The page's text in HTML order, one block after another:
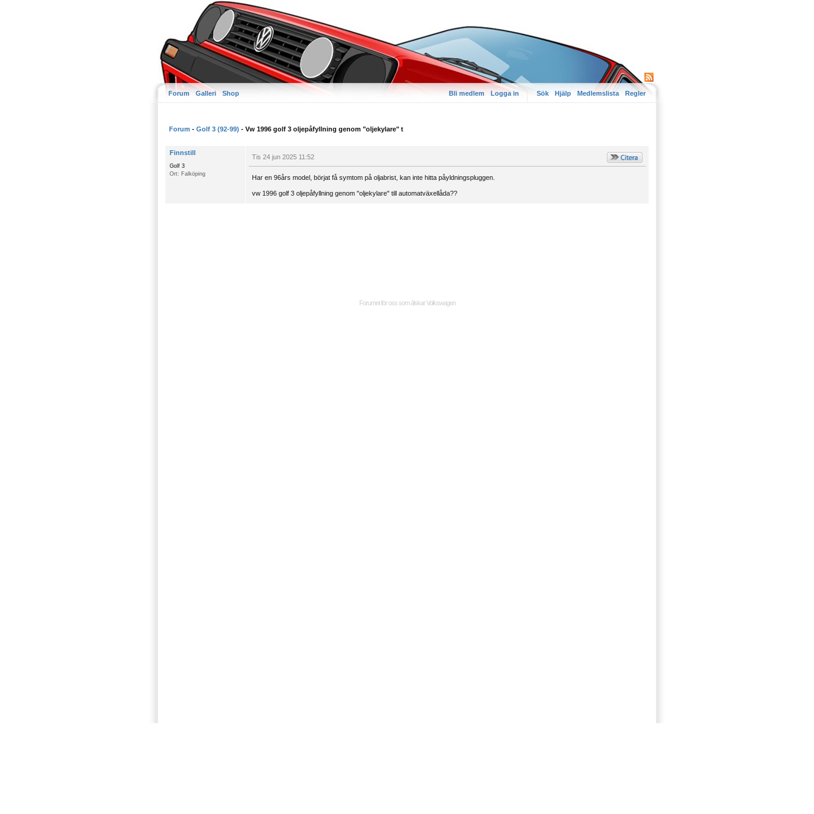
Forum Galleri Shop Bli medlem Logga in Sök Hjälp Medlemslista Regler
Forum - Golf 3 (92-99) - Vw 1996 golf 3 oljepåfyllning genom "oljekylare" t
Finnstill
Golf 3
Ort: Falköping
Tis 24 jun 2025 11:52
Har en 96års model, börjat få symtom på oljabrist, kan inte hitta påyldningspluggen.
vw 1996 golf 3 oljepåfyllning genom "oljekylare" till automatväxellåda??
Forumet för oss som älskar Volkswagen